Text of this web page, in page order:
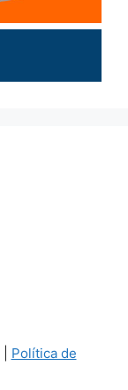
Política de